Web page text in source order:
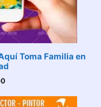
Toma Familia en